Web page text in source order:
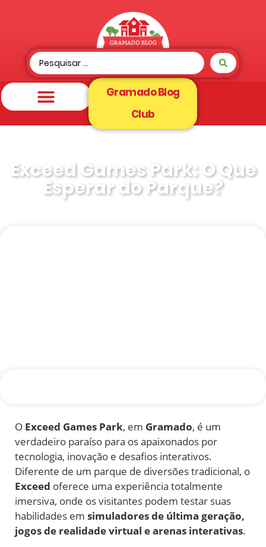
Gramado Blog
Club
Exceed Games Park: O Que
Esperar do Parque?
O Exceed Games Park, em Gramado, é um
verdadeiro paraíso para os apaixonados por
tecnologia, inovação e desafios interativos.
Diferente de um parque de diversões tradicional, o
Exceed oferece uma experiência totalmente
imersiva, onde os visitantes podem testar suas
habilidades em simuladores de última geração,
jogos de realidade virtual e arenas interativas.